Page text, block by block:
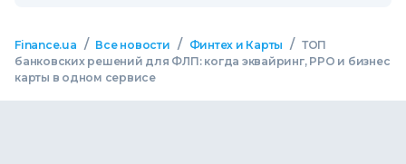
Finance.ua / Все новости / Финтех и Карты / ТОП
банковских решений для ФЛП: когда эквайринг, РРО и бизнес
карты в одном сервисе